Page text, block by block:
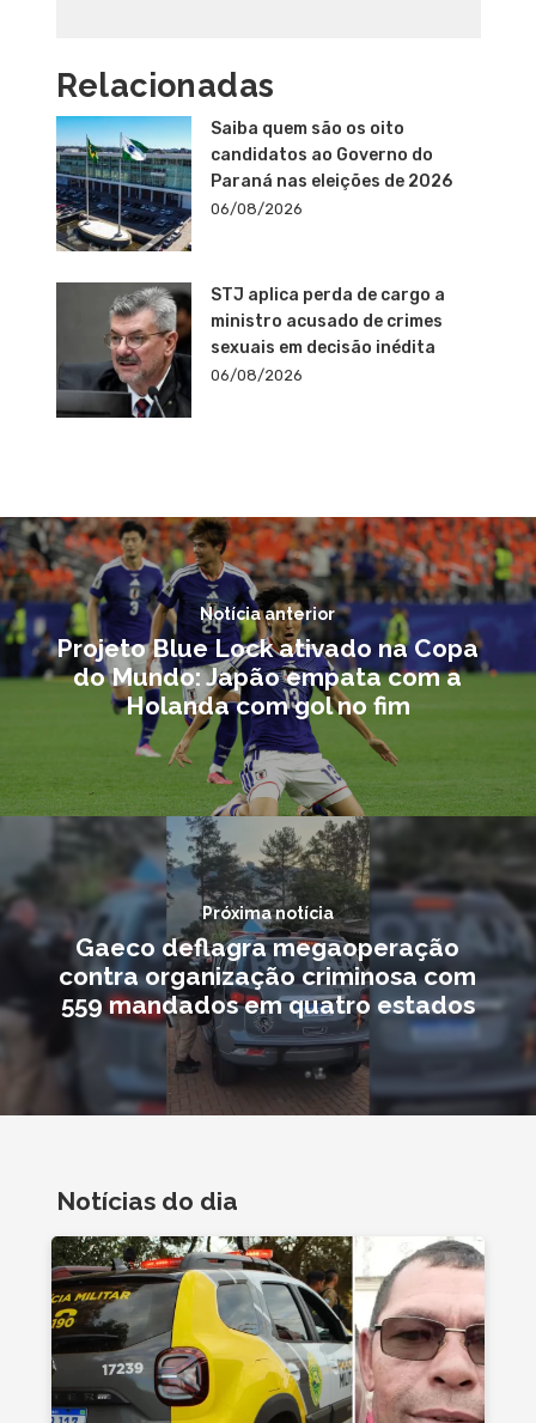
Relacionadas
Saiba quem são os oito
candidatos ao Governo do
Paraná nas eleições de 2026
06/08/2026
STJ aplica perda de cargo a
ministro acusado de crimes
sexuais em decisão inédita
06/08/2026
Notícia anterior
Projeto Blue Lock ativado na Copa
do Mundo: Japão empata com a
Holanda com gol no fim
Próxima notícia
Gaeco deflagra megaoperação
contra organização criminosa com
559 mandados em quatro estados
Notícias do dia